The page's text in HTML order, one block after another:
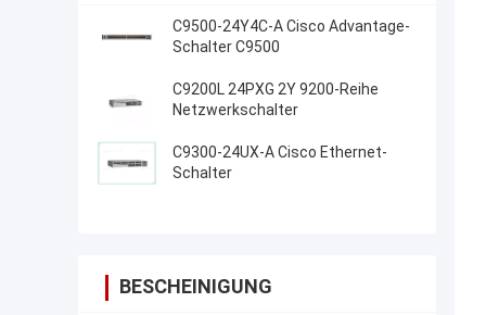
C9500-24Y4C-A Cisco Advantage-
Schalter C9500
C9200L 24PXG 2Y 9200-Reihe
Netzwerkschalter
C9300-24UX-A Cisco Ethernet-
Schalter
BESCHEINIGUNG